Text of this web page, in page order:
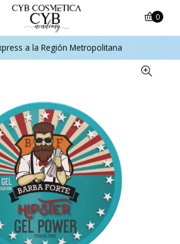
a la Región Metropolitana
0